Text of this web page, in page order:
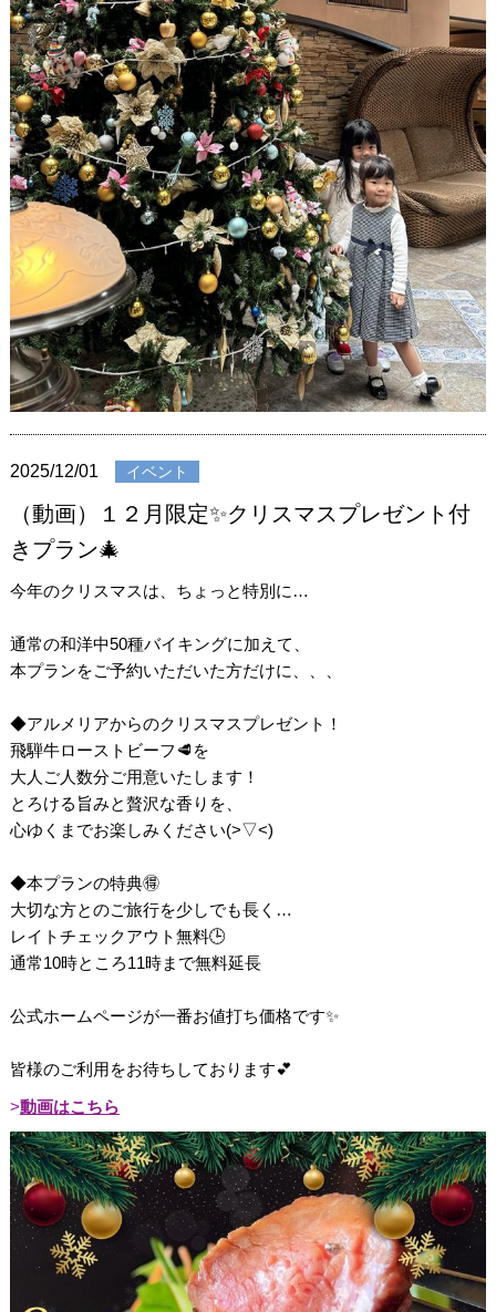
2025/12/01 イベント
（動画）１２月限定✨クリスマスプレゼント付
きプラン🎄
今年のクリスマスは、ちょっと特別に…
通常の和洋中50種バイキングに加えて、
本プランをご予約いただいた方だけに、、、
◆アルメリアからのクリスマスプレゼント！
飛騨牛ローストビーフ🥩を
大人ご人数分ご用意いたします！
とろける旨みと贅沢な香りを、
心ゆくまでお楽しみください(>▽<)
◆本プランの特典🉐
大切な方とのご旅行を少しでも長く…
レイトチェックアウト無料🕒
通常10時ところ11時まで無料延長
公式ホームページが一番お値打ち価格です✨
皆様のご利用をお待ちしております💕
動画はこちら